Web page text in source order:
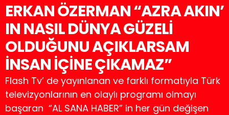
ERKAN ÖZERMAN “AZRA AKIN’
IN NASIL DÜNYA GÜZELİ
OLDUĞUNU AÇIKLARSAM
İNSAN İÇİNE ÇIKAMAZ”
Flash Tv’ de yayınlanan ve farklı formatıyla Türk
televizyonlarının en olaylı programı olmayı
başaran “AL SANA HABER” in her gün değişen